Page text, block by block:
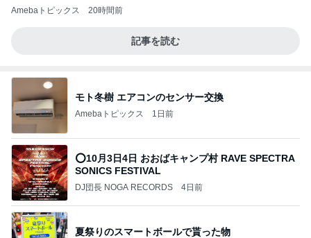
Amebaトピックス 20時間前
記事を読む
モト冬樹 エアコンのセンサー交換
Amebaトピックス 1日前
⭕10月3日4日 おおばキャンプ村 RAVE SPECTRA
SONICS FESTIVAL
DJ団長 NOGA RECORDS 4日前
夏祭りのスマートボールで貰った物